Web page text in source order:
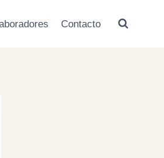
Contacto